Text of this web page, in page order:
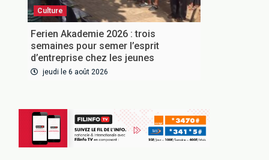
Culture
Ferien Akademie 2026 : trois
semaines pour semer l’esprit
d’entreprise chez les jeunes
jeudi le 6 août 2026